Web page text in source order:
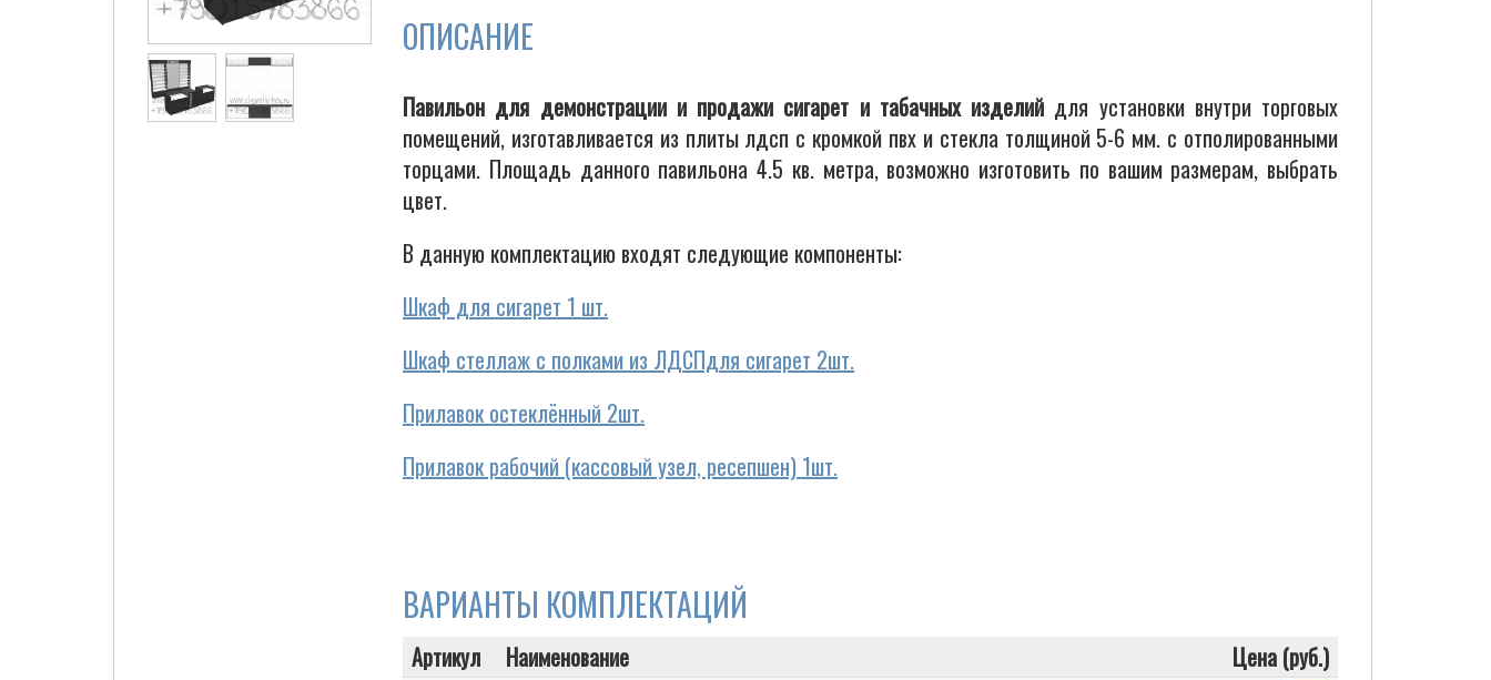
ОПИСАНИЕ
Павильон для демонстрации и продажи сигарет и табачных изделий для установки внутри торговых
помещений, изготавливается из плиты лдсп с кромкой пвх и стекла толщиной 5-6 мм. с отполированными
торцами. Площадь данного павильона 4.5 кв. метра, возможно изготовить по вашим размерам, выбрать
цвет.
В данную комплектацию входят следующие компоненты:
Шкаф для сигарет 1 шт.
Шкаф стеллаж с полками из ЛДСПдля сигарет 2шт.
Прилавок остеклённый 2шт.
Прилавок рабочий (кассовый узел, ресепшен) 1шт.
ВАРИАНТЫ КОМПЛЕКТАЦИЙ
Артикул Наименование
Цена (руб.)